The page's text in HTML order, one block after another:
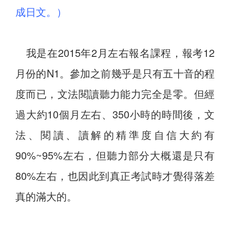
成日文。）
我是在2015年2月左右報名課程，報考12
月份的N1。參加之前幾乎是只有五十音的程
度而已，文法閱讀聽力能力完全是零。但經
過大約10個月左右、350小時的時間後，文
法、閱讀、讀解的精準度自信大約有
90%~95%左右，但聽力部分大概還是只有
80%左右，也因此到真正考試時才覺得落差
真的滿大的。